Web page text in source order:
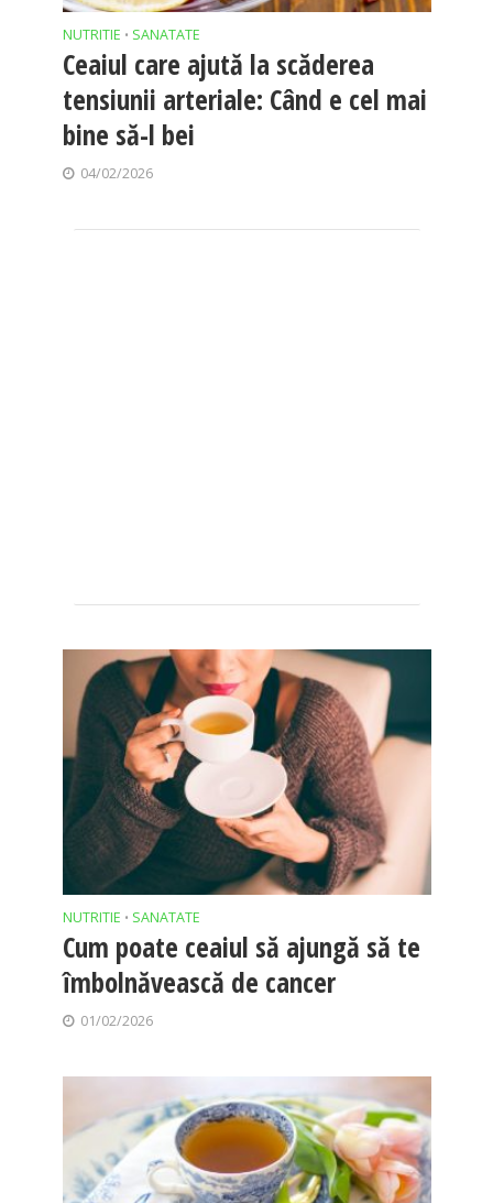
NUTRITIE • SANATATE
Ceaiul care ajută la scăderea
tensiunii arteriale: Când e cel mai
bine să-l bei
04/02/2026
NUTRITIE • SANATATE
Cum poate ceaiul să ajungă să te
îmbolnăvească de cancer
01/02/2026